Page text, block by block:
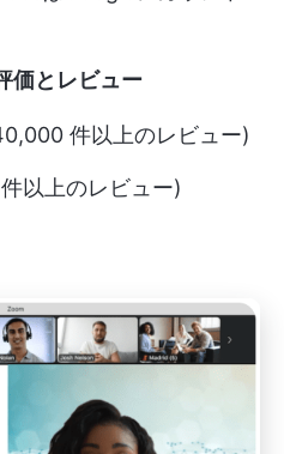
価とレビュー
件以上のレビュー)
以上のレビュー)